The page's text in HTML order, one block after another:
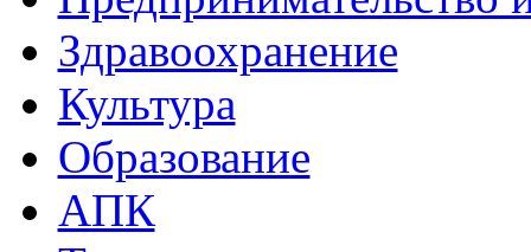
Здравоохранение
Культура
Образование
АПК